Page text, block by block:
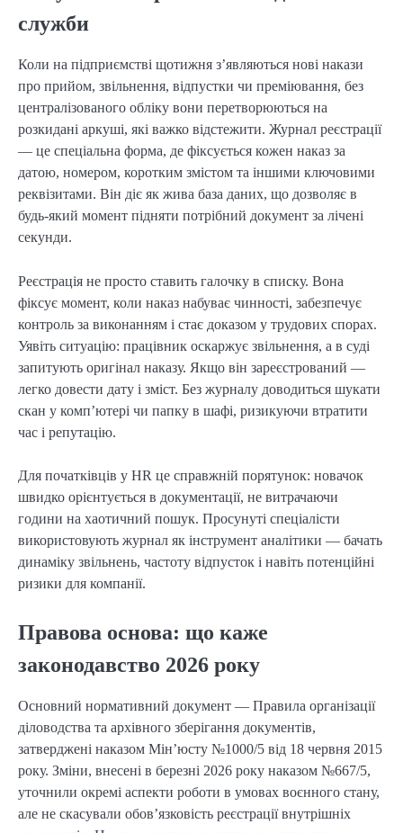
служби
Коли на підприємстві щотижня з’являються нові накази
про прийом, звільнення, відпустки чи преміювання, без
централізованого обліку вони перетворюються на
розкидані аркуші, які важко відстежити. Журнал реєстрації
— це спеціальна форма, де фіксується кожен наказ за
датою, номером, коротким змістом та іншими ключовими
реквізитами. Він діє як жива база даних, що дозволяє в
будь-який момент підняти потрібний документ за лічені
секунди.
Реєстрація не просто ставить галочку в списку. Вона
фіксує момент, коли наказ набуває чинності, забезпечує
контроль за виконанням і стає доказом у трудових спорах.
Уявіть ситуацію: працівник оскаржує звільнення, а в суді
запитують оригінал наказу. Якщо він зареєстрований —
легко довести дату і зміст. Без журналу доводиться шукати
скан у комп’ютері чи папку в шафі, ризикуючи втратити
час і репутацію.
Для початківців у HR це справжній порятунок: новачок
швидко орієнтується в документації, не витрачаючи
години на хаотичний пошук. Просунуті спеціалісти
використовують журнал як інструмент аналітики — бачать
динаміку звільнень, частоту відпусток і навіть потенційні
ризики для компанії.
Правова основа: що каже
законодавство 2026 року
Основний нормативний документ — Правила організації
діловодства та архівного зберігання документів,
затверджені наказом Мін’юсту №1000/5 від 18 червня 2015
року. Зміни, внесені в березні 2026 року наказом №667/5,
уточнили окремі аспекти роботи в умовах воєнного стану,
але не скасували обов’язковість реєстрації внутрішніх